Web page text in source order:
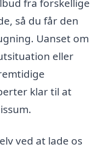
fra forskellige
så du får den
Uanset om
eller
klar til at
ved at lade os